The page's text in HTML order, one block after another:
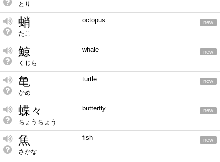
とり
蛸
たこ
octopus new
鯨
くじら
whale new
亀
かめ
turtle new
蝶々
ちょうちょう
butterfly new
魚
さかな
fish new